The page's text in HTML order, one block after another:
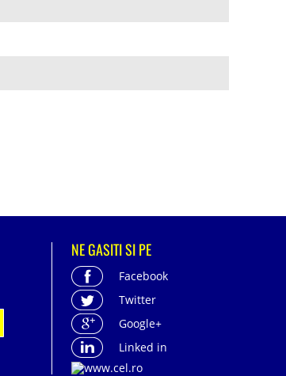
NE GASITI SI PE
Facebook
Twitter
Google+
Linked in